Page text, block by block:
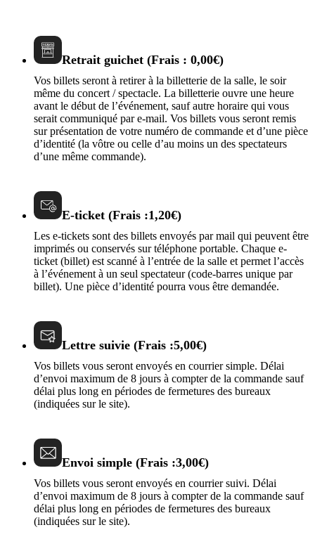
Retrait guichet (Frais : 0,00€)
Vos billets seront à retirer à la billetterie de la salle, le soir
même du concert / spectacle. La billetterie ouvre une heure
avant le début de l’événement, sauf autre horaire qui vous
serait communiqué par e-mail. Vos billets vous seront remis
sur présentation de votre numéro de commande et d’une pièce
d’identité (la vôtre ou celle d’au moins un des spectateurs
d’une même commande).
E-ticket (Frais :1,20€)
Les e-tickets sont des billets envoyés par mail qui peuvent être
imprimés ou conservés sur téléphone portable. Chaque e-
ticket (billet) est scanné à l’entrée de la salle et permet l’accès
à l’événement à un seul spectateur (code-barres unique par
billet). Une pièce d’identité pourra vous être demandée.
Lettre suivie (Frais :5,00€)
Vos billets vous seront envoyés en courrier simple. Délai
d’envoi maximum de 8 jours à compter de la commande sauf
délai plus long en périodes de fermetures des bureaux
(indiquées sur le site).
Envoi simple (Frais :3,00€)
Vos billets vous seront envoyés en courrier suivi. Délai
d’envoi maximum de 8 jours à compter de la commande sauf
délai plus long en périodes de fermetures des bureaux
(indiquées sur le site).​​